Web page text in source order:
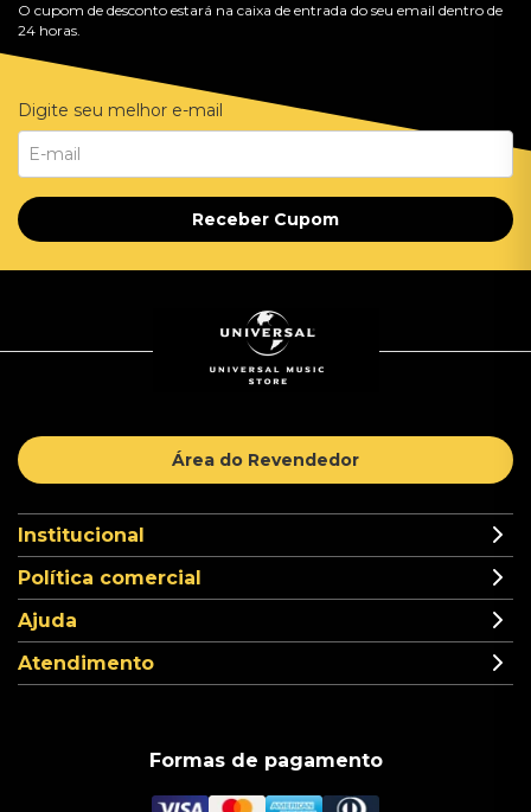
O cupom de desconto estará na caixa de entrada do seu email dentro de
24 horas.
Digite seu melhor e-mail
Receber Cupom
Área do Revendedor
Institucional
Política comercial
Ajuda
Atendimento
Formas de pagamento